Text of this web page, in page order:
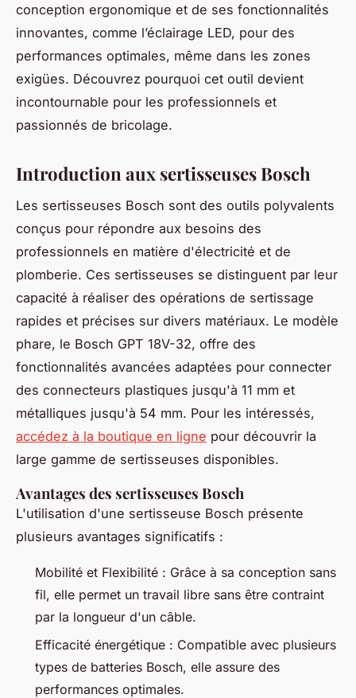
conception ergonomique et de ses fonctionnalités
innovantes, comme l’éclairage LED, pour des
performances optimales, même dans les zones
exigües. Découvrez pourquoi cet outil devient
incontournable pour les professionnels et
passionnés de bricolage.
Introduction aux sertisseuses Bosch
Les sertisseuses Bosch sont des outils polyvalents
conçus pour répondre aux besoins des
professionnels en matière d'électricité et de
plomberie. Ces sertisseuses se distinguent par leur
capacité à réaliser des opérations de sertissage
rapides et précises sur divers matériaux. Le modèle
phare, le Bosch GPT 18V-32, offre des
fonctionnalités avancées adaptées pour connecter
des connecteurs plastiques jusqu'à 11 mm et
métalliques jusqu'à 54 mm. Pour les intéressés,
accédez à la boutique en ligne pour découvrir la
large gamme de sertisseuses disponibles.
Avantages des sertisseuses Bosch
L'utilisation d'une sertisseuse Bosch présente
plusieurs avantages significatifs :
Mobilité et Flexibilité : Grâce à sa conception sans
fil, elle permet un travail libre sans être contraint
par la longueur d'un câble.
Efficacité énergétique : Compatible avec plusieurs
types de batteries Bosch, elle assure des
performances optimales.